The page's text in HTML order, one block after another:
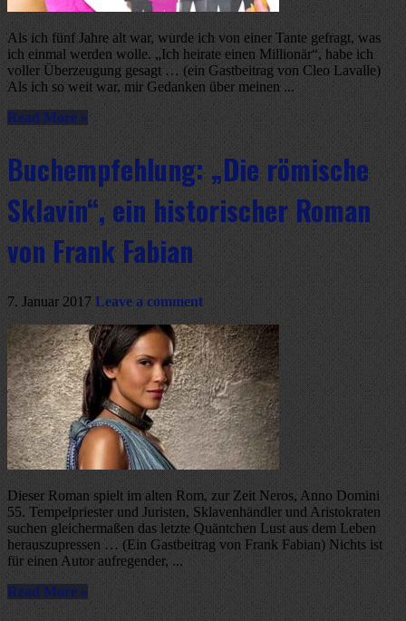
Als ich fünf Jahre alt war, wurde ich von einer Tante gefragt, was
ich einmal werden wolle. „Ich heirate einen Millionär“, habe ich
voller Überzeugung gesagt … (ein Gastbeitrag von Cleo Lavalle)
Als ich so weit war, mir Gedanken über meinen ...
Read More »
Buchempfehlung: „Die römische
Sklavin“, ein historischer Roman
von Frank Fabian
7. Januar 2017 Leave a comment
Dieser Roman spielt im alten Rom, zur Zeit Neros, Anno Domini
55. Tempelpriester und Juristen, Sklavenhändler und Aristokraten
suchen gleichermaßen das letzte Quäntchen Lust aus dem Leben
herauszupressen … (Ein Gastbeitrag von Frank Fabian) Nichts ist
für einen Autor aufregender, ...
Read More »